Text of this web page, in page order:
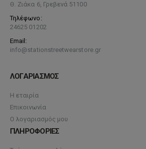
Θ. Ζιάκα 6, Γρεβενά 51100
Τηλέφωνο:
24625 01202
Email:
info@stationstreetwearstore.gr
ΛΟΓΑΡΙΑΣΜΟΣ
Η εταιρία
Επικοινωνία
Ο λογαριασμός μου
ΠΛΗΡΟΦΟΡΙΕΣ